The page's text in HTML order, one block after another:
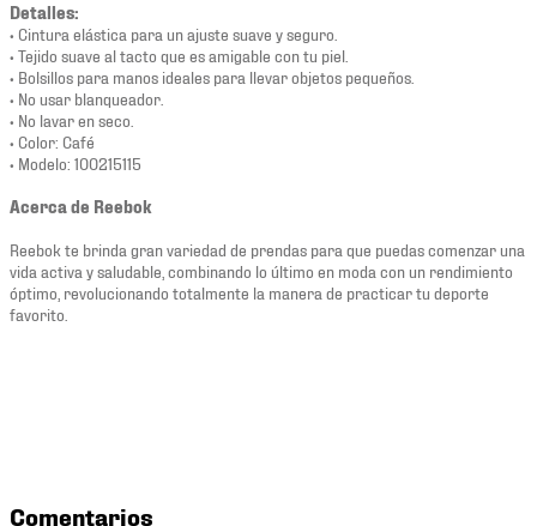
Detalles:
• Cintura elástica para un ajuste suave y seguro.
• Tejido suave al tacto que es amigable con tu piel.
• Bolsillos para manos ideales para llevar objetos pequeños.
• No usar blanqueador.
• No lavar en seco.
• Color: Café
• Modelo: 100215115
Acerca de Reebok
Reebok te brinda gran variedad de prendas para que puedas comenzar una
vida activa y saludable, combinando lo último en moda con un rendimiento
óptimo, revolucionando totalmente la manera de practicar tu deporte
favorito.
Comentarios